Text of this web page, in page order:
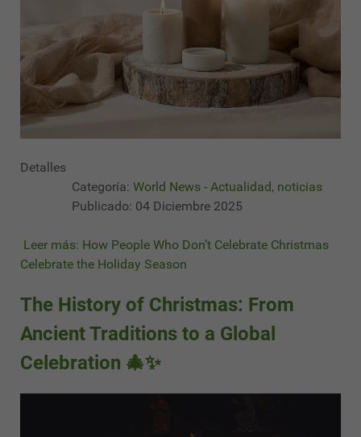
Detalles
Categoría: World News - Actualidad, noticias
Publicado: 04 Diciembre 2025
Leer más: How People Who Don’t Celebrate Christmas
Celebrate the Holiday Season
The History of Christmas: From
Ancient Traditions to a Global
Celebration 🎄✨